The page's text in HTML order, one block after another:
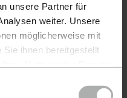
unsere Partner für
weiter. Unsere
möglicherweise mit
ihnen bereitgestellt
Sie unter